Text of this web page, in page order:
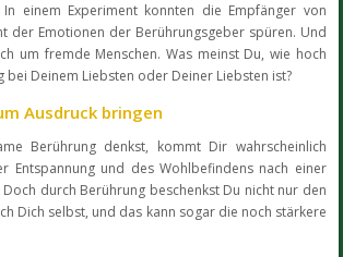
einem Experiment konnten die Empfänger von
der Emotionen der Berührungsgeber spüren. Und
um fremde Menschen. Was meinst Du, wie hoch
bei Deinem Liebsten oder Deiner Liebsten ist?
Ausdruck bringen
Berührung denkst, kommt Dir wahrscheinlich
Entspannung und des Wohlbefindens nach einer
Doch durch Berührung beschenkst Du nicht nur den
Dich selbst, und das kann sogar die noch stärkere